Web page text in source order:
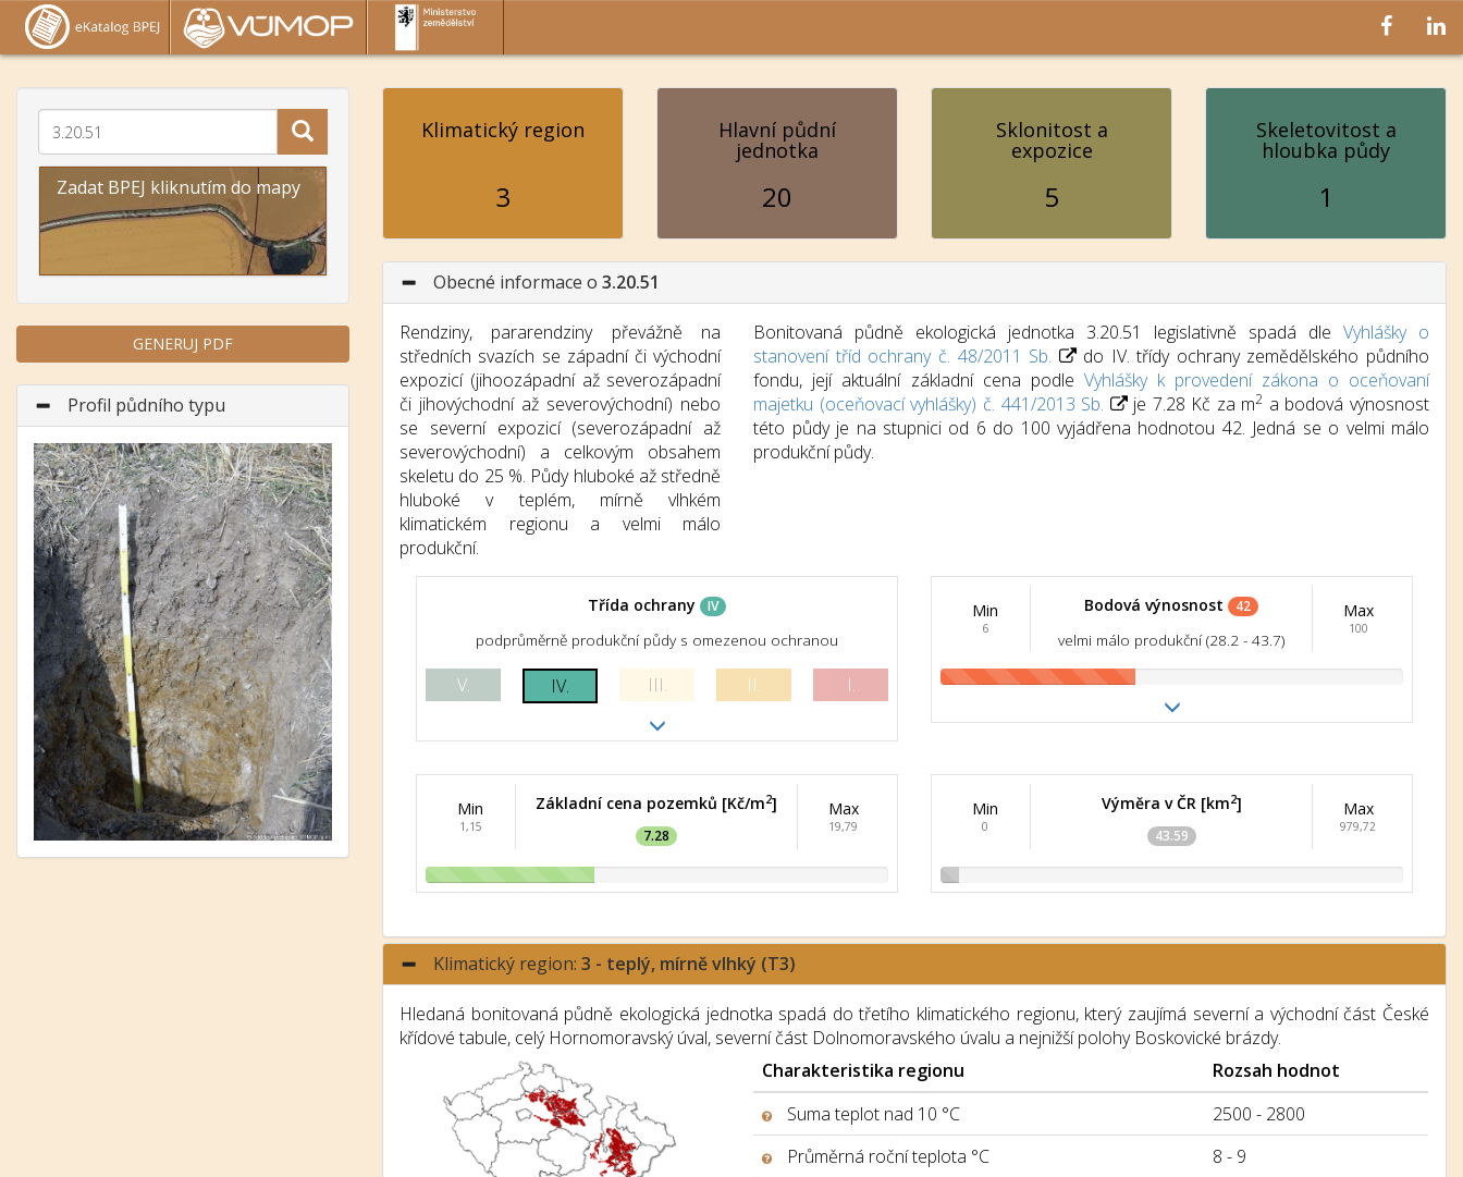
Zadat BPEJ kliknutím do mapy
GENERUJ PDF
Profil půdního typu
Klimatický region
3
Hlavní půdní
jednotka
20
Sklonitost a
expozice
5
Skeletovitost a
hloubka půdy
1
Obecné informace o 3.20.51
Rendziny, pararendziny převážně na
středních svazích se západní či východní
expozicí (jihoozápadní až severozápadní
či jihovýchodní až severovýchodní) nebo
se severní expozicí (severozápadní až
severovýchodní) a celkovým obsahem
skeletu do 25 %. Půdy hluboké až středně
hluboké v teplém, mírně vlhkém
klimatickém regionu a velmi málo
produkční.
Bonitovaná půdně ekologická jednotka 3.20.51 legislativně spadá dleVyhlášky o
stanovení tříd ochrany č. 48/2011 Sb.
do IV. třídy ochrany zemědělského půdního
fondu, její aktuální základní cena podle Vyhlášky k provedení zákona o oceňovaní
majetku (oceňovací vyhlášky) č. 441/2013 Sb.
je 7.28 Kč za m2 a bodová výnosnost
této půdy je na stupnici od 6 do 100 vyjádřena hodnotou 42. Jedná se o velmi málo
produkční půdy.
Třída ochrany IV
podprůměrně produkční půdy s omezenou ochranou
V. IV. III. II. I.
Min
6
Bodová výnosnost 42
velmi málo produkční (28.2 - 43.7)
Max
100
Min
1,15
Základní cena pozemků [Kč/m2]
7.28
Max
19,79
Min
0
Výměra v ČR [km2]
43.59
Max
979,72
Klimatický region: 3 - teplý, mírně vlhký (T3)
Hledaná bonitovaná půdně ekologická jednotka spadá do třetího klimatického regionu, který zaujímá severní a východní část České
křídové tabule, celý Hornomoravský úval, severní část Dolnomoravského úvalu a nejnižší polohy Boskovické brázdy.
Charakteristika regionu
Rozsah hodnot
Suma teplot nad 10 °C
2500 - 2800
Průměrná roční teplota °C
8 - 9